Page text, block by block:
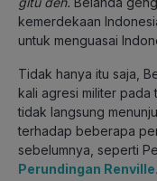
kemerdekaan
untuk menguasai
Tidak hanya itu saja,
kali agresi militer pada
tidak langsung
terhadap beberapa
sebelumnya, seperti
Perundingan Renville.